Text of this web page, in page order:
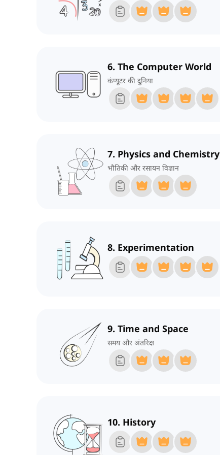
6. The Computer World
कंप्यूटर की दुनिया
7. Physics and Chemistry
भौतिकी और रसायन विज्ञान
8. Experimentation
9. Time and Space
समय और अंतरिक्ष
10. History